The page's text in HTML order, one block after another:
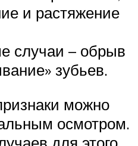
и растяжение
случаи – обрыв
зубьев.
можно
осмотром.